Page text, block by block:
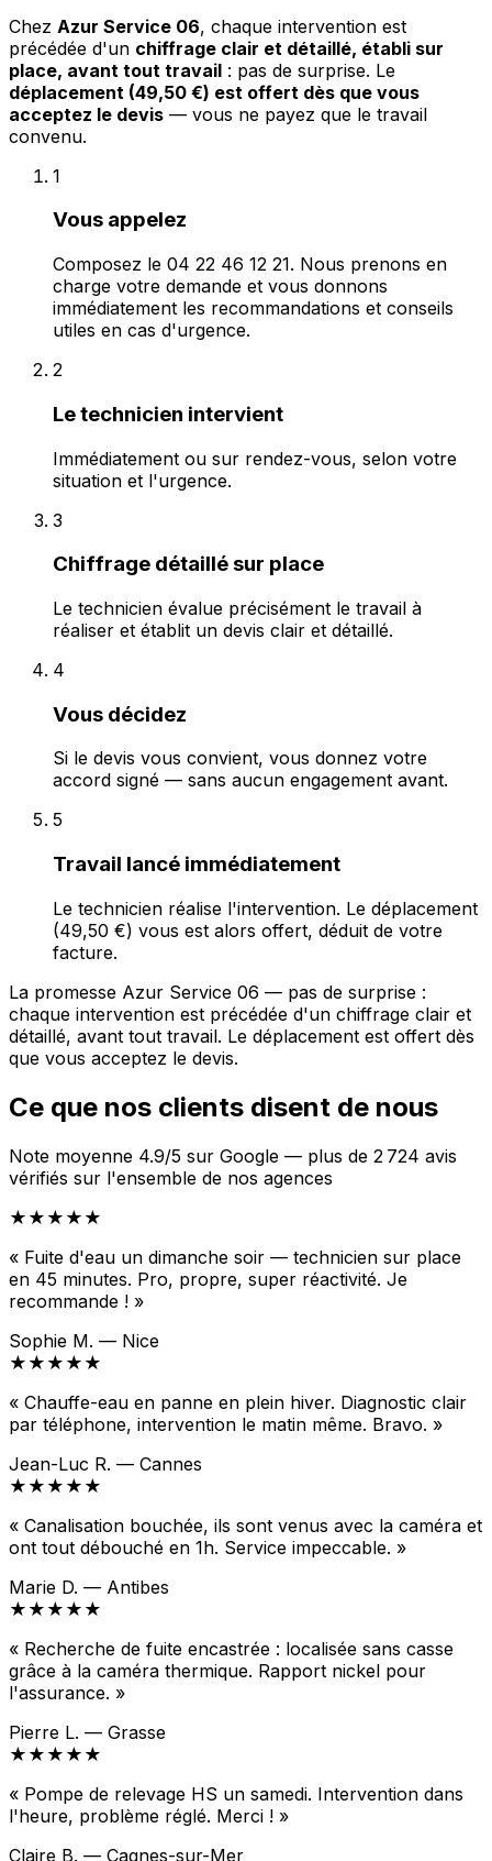
Chez Azur Service 06, chaque intervention est
précédée d'un chiffrage clair et détaillé, établi sur
place, avant tout travail : pas de surprise. Le
déplacement (49,50 €) est offert dès que vous
acceptez le devis — vous ne payez que le travail
convenu.
1
Vous appelez
Composez le 04 22 46 12 21. Nous prenons en
charge votre demande et vous donnons
immédiatement les recommandations et conseils
utiles en cas d'urgence.
2
Le technicien intervient
Immédiatement ou sur rendez-vous, selon votre
situation et l'urgence.
3
Chiffrage détaillé sur place
Le technicien évalue précisément le travail à
réaliser et établit un devis clair et détaillé.
4
Vous décidez
Si le devis vous convient, vous donnez votre
accord signé — sans aucun engagement avant.
5
Travail lancé immédiatement
Le technicien réalise l'intervention. Le déplacement
(49,50 €) vous est alors offert, déduit de votre
facture.
La promesse Azur Service 06 — pas de surprise :
chaque intervention est précédée d'un chiffrage clair et
détaillé, avant tout travail. Le déplacement est offert dès
que vous acceptez le devis.
Ce que nos clients disent de nous
Note moyenne 4.9/5 sur Google — plus de 2 724 avis
vérifiés sur l'ensemble de nos agences
★★★★★
« Fuite d'eau un dimanche soir — technicien sur place
en 45 minutes. Pro, propre, super réactivité. Je
recommande ! »
Sophie M. — Nice
★★★★★
« Chauffe-eau en panne en plein hiver. Diagnostic clair
par téléphone, intervention le matin même. Bravo. »
Jean-Luc R. — Cannes
★★★★★
« Canalisation bouchée, ils sont venus avec la caméra et
ont tout débouché en 1h. Service impeccable. »
Marie D. — Antibes
★★★★★
« Recherche de fuite encastrée : localisée sans casse
grâce à la caméra thermique. Rapport nickel pour
l'assurance. »
Pierre L. — Grasse
★★★★★
« Pompe de relevage HS un samedi. Intervention dans
l'heure, problème réglé. Merci ! »
Claire B. — Cagnes-sur-Mer